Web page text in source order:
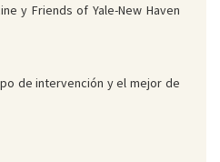
y Friends of Yale-New Haven
de intervención y el mejor de